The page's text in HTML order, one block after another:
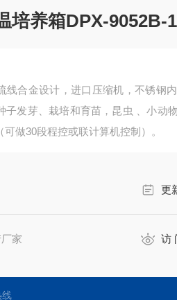
培养箱DPX-9052B-
线合金设计，进口压缩机，不锈钢
子发芽、栽培和育苗，昆虫 、小动
做30段程控或联计算机控制）。
更
家 访
线